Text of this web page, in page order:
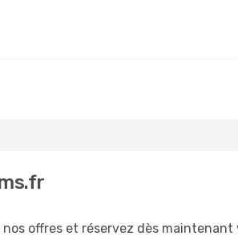
offres et réservez dès